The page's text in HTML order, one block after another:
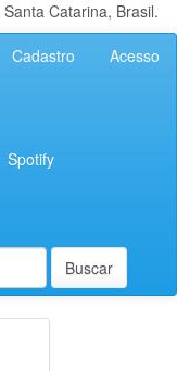
Catarina, Brasil.
Cadastro Acesso
Spotify
Buscar